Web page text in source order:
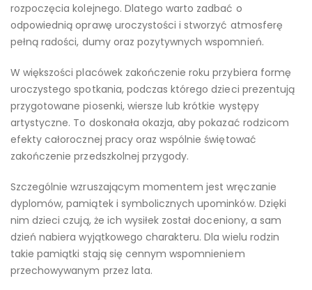
rozpoczęcia kolejnego. Dlatego warto zadbać o
odpowiednią oprawę uroczystości i stworzyć atmosferę
pełną radości, dumy oraz pozytywnych wspomnień.
W większości placówek zakończenie roku przybiera formę
uroczystego spotkania, podczas którego dzieci prezentują
przygotowane piosenki, wiersze lub krótkie występy
artystyczne. To doskonała okazja, aby pokazać rodzicom
efekty całorocznej pracy oraz wspólnie świętować
zakończenie przedszkolnej przygody.
Szczególnie wzruszającym momentem jest wręczanie
dyplomów, pamiątek i symbolicznych upominków. Dzięki
nim dzieci czują, że ich wysiłek został doceniony, a sam
dzień nabiera wyjątkowego charakteru. Dla wielu rodzin
takie pamiątki stają się cennym wspomnieniem
przechowywanym przez lata.